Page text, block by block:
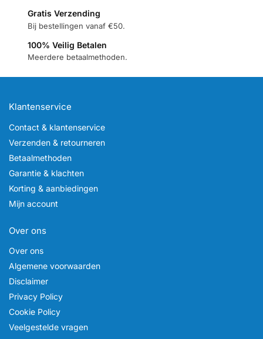
Gratis Verzending
Bij bestellingen vanaf €50.
100% Veilig Betalen
Meerdere betaalmethoden.
Klantenservice
Contact & klantenservice
Verzenden & retourneren
Betaalmethoden
Garantie & klachten
Korting & aanbiedingen
Mijn account
Over ons
Over ons
Algemene voorwaarden
Disclaimer
Privacy Policy
Cookie Policy
Veelgestelde vragen